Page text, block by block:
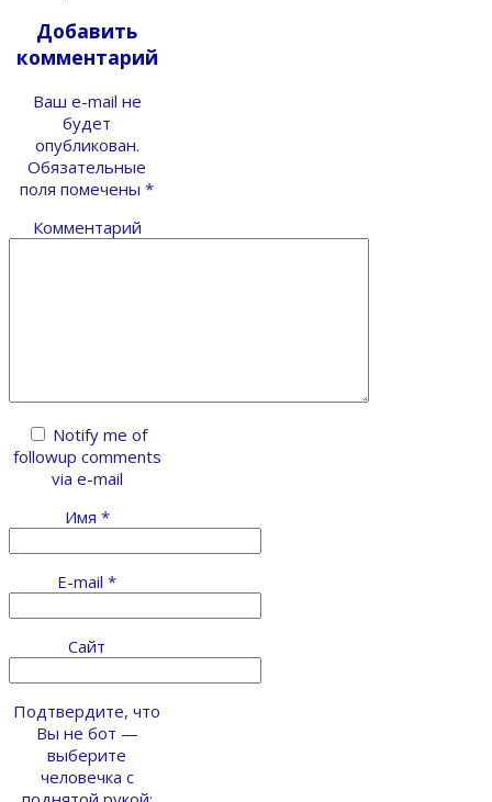
Добавить
комментарий
Ваш e-mail не
будет
опубликован.
Обязательные
поля помечены *
Комментарий
Notify me of
followup comments
via e-mail
Имя *
E-mail *
Сайт
Подтвердите, что
Вы не бот —
выберите
человечка с